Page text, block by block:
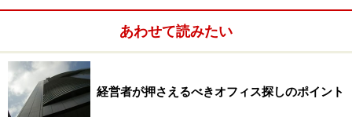
参考事例
スマートフォンのアクセサリーをネットで販売する会社
あわせて読みたい
経営者が押さえるべきオフィス探しのポイント